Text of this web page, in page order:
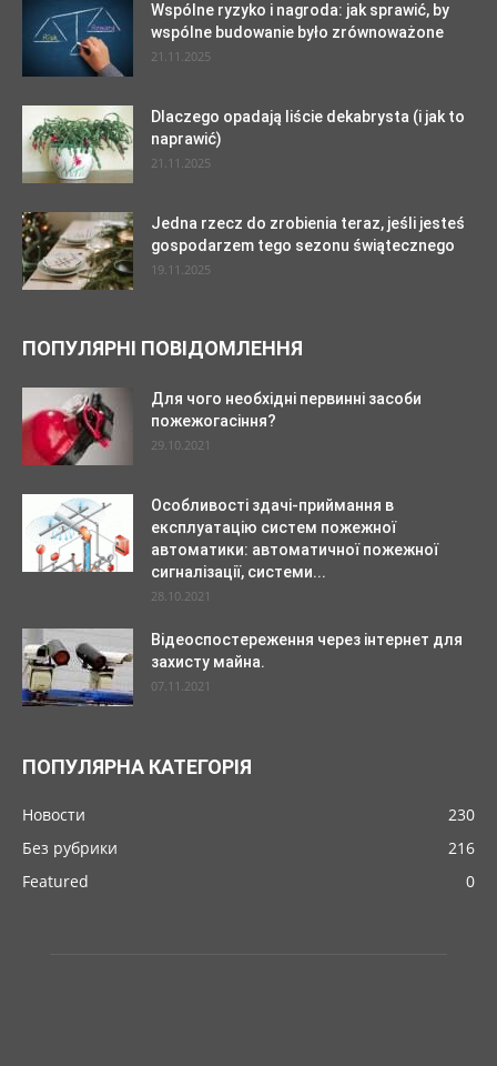
Wspólne ryzyko i nagroda: jak sprawić, by
wspólne budowanie było zrównoważone
21.11.2025
Dlaczego opadają liście dekabrysta (i jak to
naprawić)
21.11.2025
Jedna rzecz do zrobienia teraz, jeśli jesteś
gospodarzem tego sezonu świątecznego
19.11.2025
ПОПУЛЯРНІ ПОВІДОМЛЕННЯ
Для чого необхідні первинні засоби
пожежогасіння?
29.10.2021
Особливості здачі-приймання в
експлуатацію систем пожежної
автоматики: автоматичної пожежної
сигналізації, системи...
28.10.2021
Відеоспостереження через інтернет для
захисту майна.
07.11.2021
ПОПУЛЯРНА КАТЕГОРІЯ
Новости
230
Без рубрики
216
Featured
0